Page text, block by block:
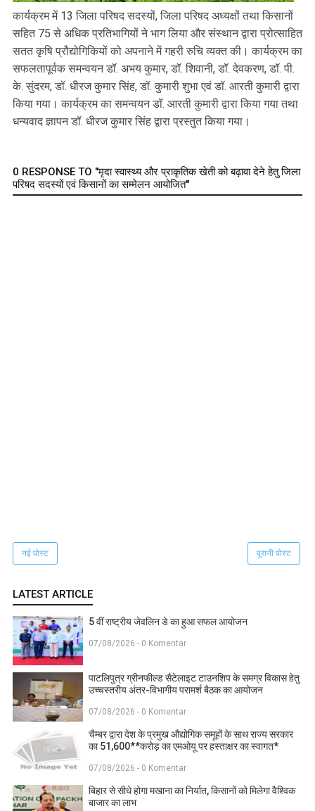
कार्यक्रम में 13 जिला परिषद सदस्यों, जिला परिषद अध्यक्षों तथा किसानों
सहित 75 से अधिक प्रतिभागियों ने भाग लिया और संस्थान द्वारा प्रोत्साहित
सतत कृषि प्रौद्योगिकियों को अपनाने में गहरी रुचि व्यक्त की। कार्यक्रम का
सफलतापूर्वक समन्वयन डॉ. अभय कुमार, डॉ. शिवानी, डॉ. देवकरण, डॉ. पी.
के. सुंदरम, डॉ. धीरज कुमार सिंह, डॉ. कुमारी शुभा एवं डॉ. आरती कुमारी द्वारा
किया गया। कार्यक्रम का समन्वयन डॉ. आरती कुमारी द्वारा किया गया तथा
धन्यवाद ज्ञापन डॉ. धीरज कुमार सिंह द्वारा प्रस्तुत किया गया।
0 RESPONSE TO "मृदा स्वास्थ्य और प्राकृतिक खेती को बढ़ावा देने हेतु जिला
परिषद सदस्यों एवं किसानों का सम्मेलन आयोजित"
नई पोस्ट पुरानी पोस्ट
LATEST ARTICLE
5 वीं राष्ट्रीय जेवलिन डे का हुआ सफल आयोजन
07/08/2026 - 0 Komentar
पाटलिपुत्र ग्रीनफील्ड सैटेलाइट टाउनशिप के समग्र विकास हेतु
उच्चस्तरीय अंतर-विभागीय परामर्श बैठक का आयोजन
07/08/2026 - 0 Komentar
चैम्बर द्वारा देश के प्रमुख औद्योगिक समूहों के साथ राज्य सरकार
का 51,600**करोड़ का एमओयू पर हस्ताक्षर का स्वागत*
07/08/2026 - 0 Komentar
बिहार से सीधे होगा मखाना का निर्यात, किसानों को मिलेगा वैश्विक
बाजार का लाभ